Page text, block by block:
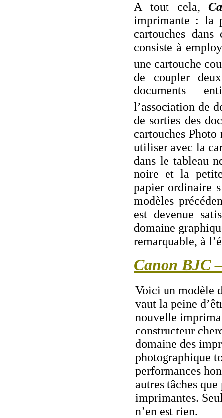
A tout cela,
imprimante : la
cartouches
consiste à
une cartouche
de coupler
documents
l’association de
de sorties des
cartouches
utiliser avec la
dans le tableau
noire et la
papier ordinaire
modèles
est devenue
domaine
remarquable, à
Canon BJC
Voici un modèle
vaut la peine
nouvelle
constructeur
domaine des
photographique
performances
autres tâches
imprimantes.
n’en est rien.